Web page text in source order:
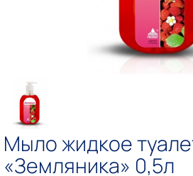
Мыло жидкое
«Земляника» 0,5л